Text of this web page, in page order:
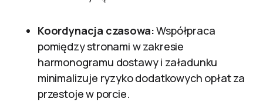
Koordynacja czasowa:Współpraca
pomiędzy stronami w zakresie
harmonogramu dostawy i załadunku
minimalizuje ryzyko dodatkowych opłat za
przestoje w porcie.